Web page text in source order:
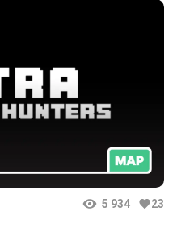
5 934 23